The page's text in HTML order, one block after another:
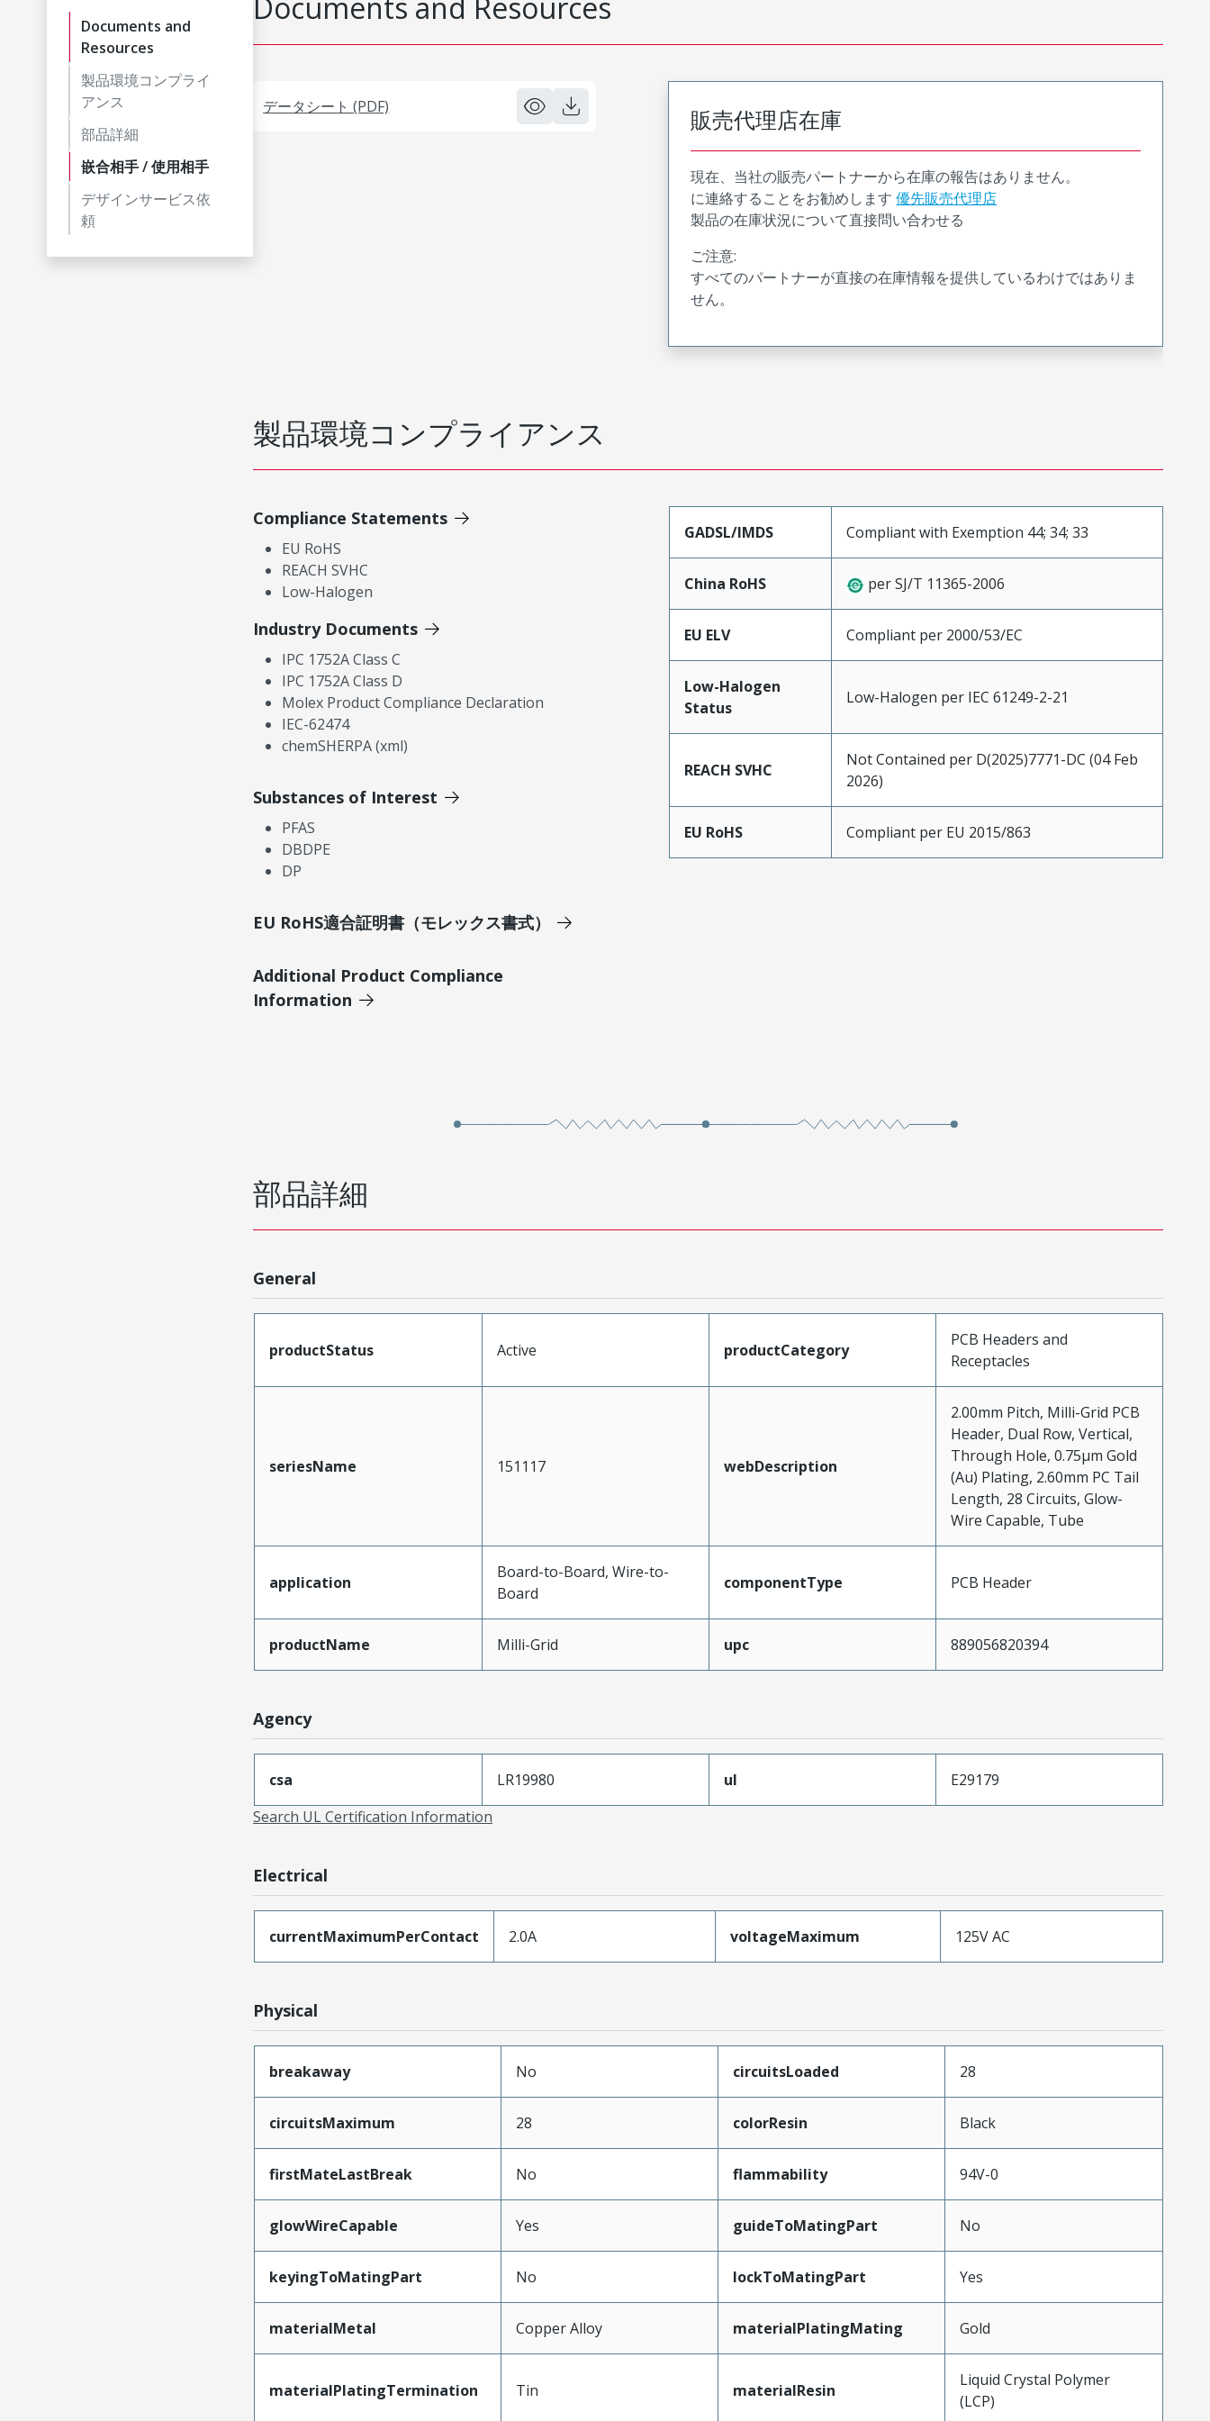
Documents and
Resources
製品環境コンプライ
アンス
部品詳細
嵌合相手 / 使用相手
デザインサービス依
頼
Documents and Resources
データシート (PDF) 販売代理店在庫
現在、当社の販売パートナーから在庫の報告はありません。
に連絡することをお勧めします 優先販売代理店
製品の在庫状況について直接問い合わせる
ご注意:
すべてのパートナーが直接の在庫情報を提供しているわけではありま
せん。
製品環境コンプライアンス
Compliance Statements
EU RoHS
REACH SVHC
Low-Halogen
Industry Documents
IPC 1752A Class C
IPC 1752A Class D
Molex Product Compliance Declaration
IEC-62474
chemSHERPA (xml)
Substances of Interest
PFAS
DBDPE
DP
EU RoHS適合証明書（モレックス書式）
Additional Product Compliance
Information
GADSL/IMDS Compliant with Exemption 44; 34; 33
China RoHS per SJ/T 11365-2006
EU ELV Compliant per 2000/53/EC
Low-Halogen
Status
Low-Halogen per IEC 61249-2-21
REACH SVHC
Not Contained per D(2025)7771-DC (04 Feb
2026)
EU RoHS Compliant per EU 2015/863
部品詳細
General
productStatus Active productCategory
PCB Headers and
Receptacles
seriesName 151117 webDescription
2.00mm Pitch, Milli-Grid PCB
Header, Dual Row, Vertical,
Through Hole, 0.75µm Gold
(Au) Plating, 2.60mm PC Tail
Length, 28 Circuits, Glow-
Wire Capable, Tube
application
Board-to-Board, Wire-to-
Board
componentType PCB Header
productName Milli-Grid upc 889056820394
Agency
csa LR19980 ul
E29179
Search UL Certification Information
Electrical
currentMaximumPerContact 2.0A voltageMaximum 125V AC
Physical
breakaway No circuitsLoaded 28
circuitsMaximum 28 colorResin Black
firstMateLastBreak No flammability 94V-0
glowWireCapable Yes guideToMatingPart No
keyingToMatingPart No lockToMatingPart Yes
materialMetal Copper Alloy materialPlatingMating Gold
materialPlatingTermination Tin materialResin
Liquid Crystal Polymer
(LCP)